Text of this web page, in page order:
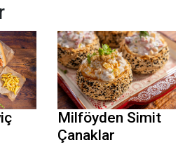
Milföyden Simit
Çanaklar